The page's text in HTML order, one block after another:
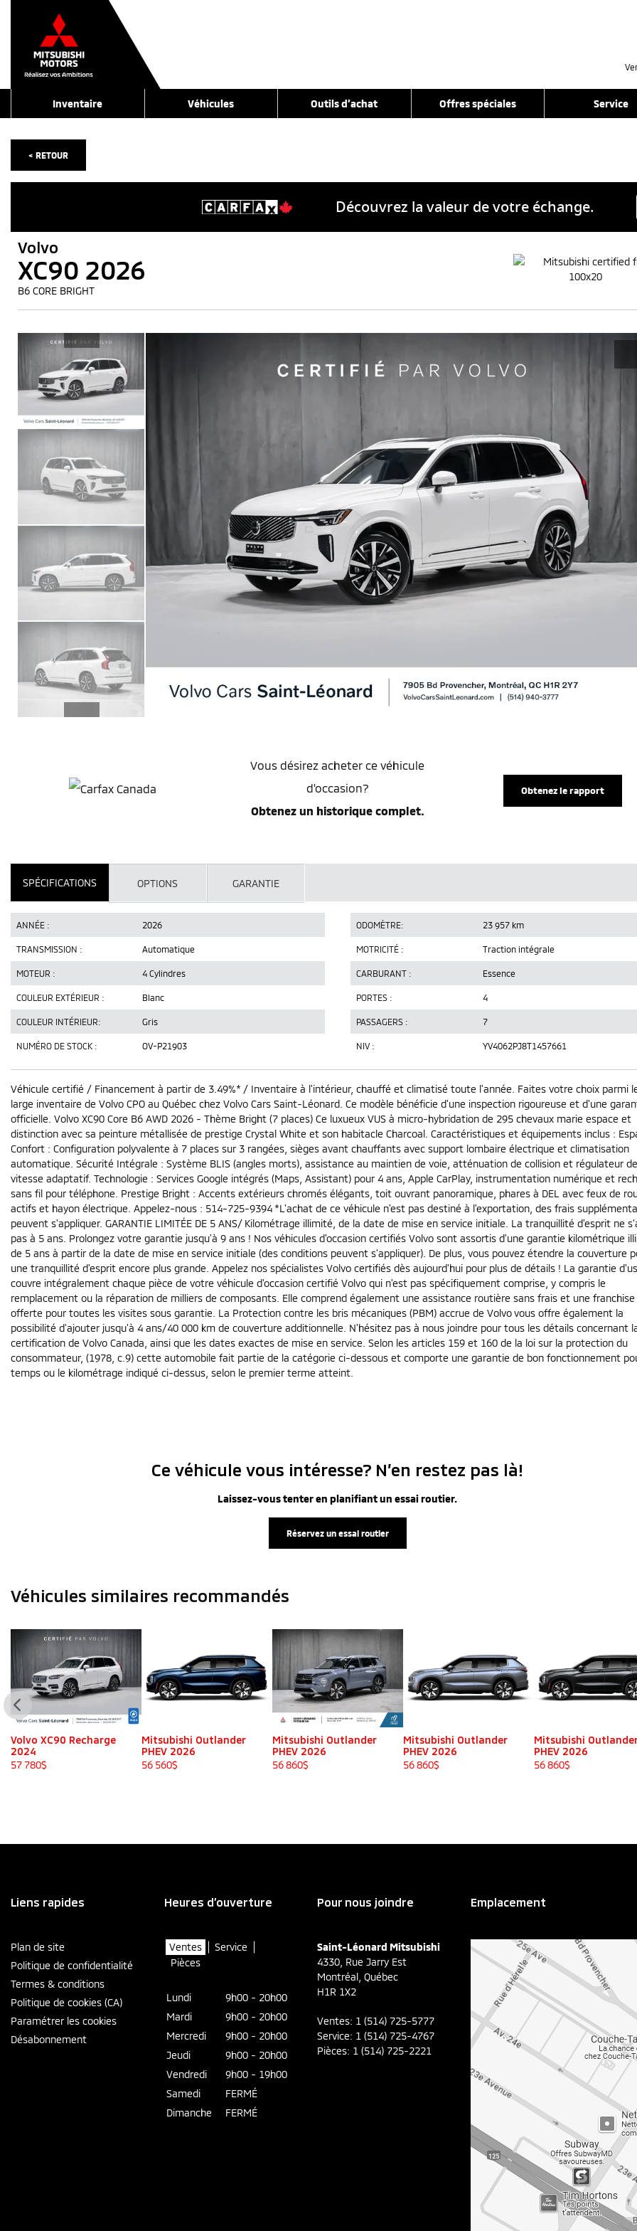
Inventaire Véhicules Outils d’achat Offres spéciales Service
< RETOUR
Découvrez la valeur de votre échange.
Volvo
XC90 2026
B6 CORE BRIGHT
Vous désirez acheter ce véhicule
d'occasion?
Obtenez un historique complet.
Obtenez le rapport
SPÉCIFICATIONS OPTIONS GARANTIE
ANNÉE : 2026 ODOMÈTRE: 23 957 km
TRANSMISSION : Automatique MOTRICITÉ : Traction intégrale
MOTEUR : 4 Cylindres CARBURANT : Essence
COULEUR EXTÉRIEUR : Blanc PORTES : 4
COULEUR INTÉRIEUR: Gris PASSAGERS : 7
NUMÉRO DE STOCK : OV-P21903 NIV : YV4062PJ8T1457661
Véhicule certifié / Financement à partir de 3.49%* / Inventaire à l'intérieur, chauffé et climatisé toute l'année. Faites votre choix parmi
large inventaire de Volvo CPO au Québec chez Volvo Cars Saint-Léonard. Ce modèle bénéficie d'une inspection rigoureuse et d'une
officielle. Volvo XC90 Core B6 AWD 2026 - Thème Bright (7 places) Ce luxueux VUS à micro-hybridation de 295 chevaux marie espace et
distinction avec sa peinture métallisée de prestige Crystal White et son habitacle Charcoal. Caractéristiques et équipements inclus :
Confort : Configuration polyvalente à 7 places sur 3 rangées, sièges avant chauffants avec support lombaire électrique et climatisation
automatique. Sécurité Intégrale : Système BLIS (angles morts), assistance au maintien de voie, atténuation de collision et régulateur de
vitesse adaptatif. Technologie : Services Google intégrés (Maps, Assistant) pour 4 ans, Apple CarPlay, instrumentation numérique et
sans fil pour téléphone. Prestige Bright : Accents extérieurs chromés élégants, toit ouvrant panoramique, phares à DEL avec feux de
actifs et hayon électrique. Appelez-nous : 514-725-9394 *L'achat de ce véhicule n'est pas destiné à l'exportation, des frais
peuvent s'appliquer. GARANTIE LIMITÉE DE 5 ANS/ Kilométrage illimité, de la date de mise en service initiale. La tranquillité d'esprit ne
pas à 5 ans. Prolongez votre garantie jusqu'à 9 ans ! Nos véhicules d'occasion certifiés Volvo sont assortis d'une garantie kilométrique
de 5 ans à partir de la date de mise en service initiale (des conditions peuvent s'appliquer). De plus, vous pouvez étendre la couverture
une tranquillité d'esprit encore plus grande. Appelez nos spécialistes Volvo certifiés dès aujourd'hui pour plus de détails ! La garantie
couvre intégralement chaque pièce de votre véhicule d'occasion certifié Volvo qui n'est pas spécifiquement comprise, y compris le
remplacement ou la réparation de milliers de composants. Elle comprend également une assistance routière sans frais et une franchise
offerte pour toutes les visites sous garantie. La Protection contre les bris mécaniques (PBM) accrue de Volvo vous offre également la
possibilité d'ajouter jusqu'à 4 ans/40 000 km de couverture additionnelle. N'hésitez pas à nous joindre pour tous les détails concernant
certification de Volvo Canada, ainsi que les dates exactes de mise en service. Selon les articles 159 et 160 de la loi sur la protection du
consommateur, (1978, c.9) cette automobile fait partie de la catégorie ci-dessous et comporte une garantie de bon fonctionnement
temps ou le kilométrage indiqué ci-dessus, selon le premier terme atteint.
Ce véhicule vous intéresse? N’en restez pas là!
Laissez-vous tenter en planifiant un essai routier.
Réservez un essai routier
Véhicules similaires recommandés
Volvo XC90 Recharge
2024
57 780$
Mitsubishi Outlander
PHEV 2026
56 560$
Mitsubishi Outlander
PHEV 2026
56 860$
Mitsubishi Outlander
PHEV 2026
56 860$
Mitsubishi Outlander
PHEV 2026
56 860$
Liens rapides
Plan de site
Politique de confidentialité
Termes & conditions
Politique de cookies (CA)
Paramétrer les cookies
Désabonnement
Heures d’ouverture
Ventes
Service
Pièces
Lundi
9h00 - 20h00
Mardi
9h00 - 20h00
Mercredi
9h00 - 20h00
Jeudi
9h00 - 20h00
Vendredi
9h00 - 19h00
Samedi
FERMÉ
Dimanche
FERMÉ
Pour nous joindre
Saint-Léonard Mitsubishi
4330, Rue Jarry Est
Montréal ,Québec
H1R 1X2
Ventes: 1 (514) 725-5777
Service: 1 (514) 725-4767
Pièces: 1 (514) 725-2221
Emplacement